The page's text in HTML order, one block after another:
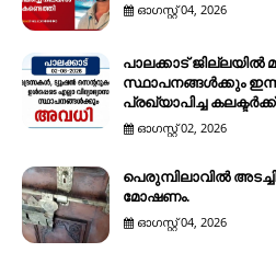
ഓഗസ്റ്റ് 04, 2026
പാലക്കാട്
സ്ഥാപനങ്ങൾക്കും
പ്രഖ്യാപിച്ച
ഓഗസ്റ്റ് 02, 2026
പെരുമ്പിലാവിൽ
മോഷണം.
ഓഗസ്റ്റ് 04, 2026